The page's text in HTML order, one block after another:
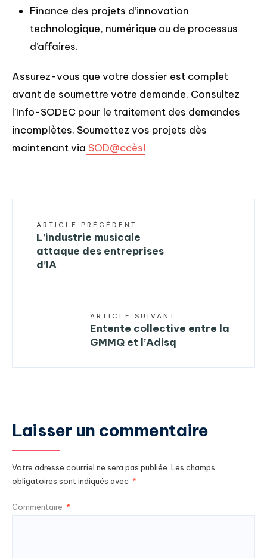
Finance des projets d’innovation
technologique, numérique ou de processus
d’affaires.
Assurez-vous que votre dossier est complet
avant de soumettre votre demande. Consultez
l’Info-SODEC pour le traitement des demandes
incomplètes. Soumettez vos projets dès
maintenant via SOD@ccès!
ARTICLE PRÉCÉDENT
L’industrie musicale
attaque des entreprises
d’IA
ARTICLE SUIVANT
Entente collective entre la
GMMQ et l’Adisq
Laisser un commentaire
Votre adresse courriel ne sera pas publiée. Les champs
obligatoires sont indiqués avec *
Commentaire *